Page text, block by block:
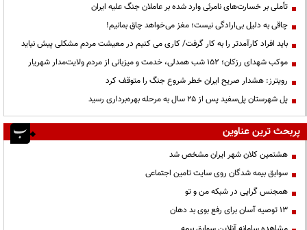
تأملی بر خسارت‌های نامرئی وارد شده بر عاملان جنگ علیه ایران
چاقی به دلیل بی‌ارادگی نیست؛ مغز می‌خواهد چاق بمانیم!
باید افراد کارآمدتر را به کار گرفت/ کاری می کنیم در معیشت مردم مشکلی پیش نیاید
موکب شهدای رزکان؛ ۱۵۲ شب همدلی، خدمت و میزبانی از مردم ولایت‌مدار شهریار
رویترز: هشدار صریح ایران خطر شروع جنگ را متوقف کرد
پل شهرستان پل‌سفید پس از ۲۵ سال به مرحله بهره‌برداری رسید
پربحث ترین عناوین
هشتمین کلان شهر ایران مشخص شد
سوابق بیمه شدگان روی سایت تامین اجتماعی
همجنس گرایی در شبکه من و تو
13 توصیه آسان برای رفع بوی بد دهان